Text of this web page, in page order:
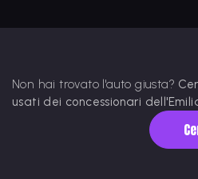
Non hai trovato l'auto giusta?
usati dei concessionari